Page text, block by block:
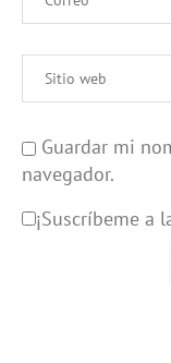
Guardar mi
navegador.
¡Suscríbeme a